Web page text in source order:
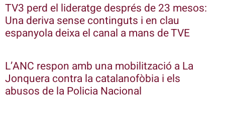
TV3 perd el lideratge després de 23 mesos:
Una deriva sense continguts i en clau
espanyola deixa el canal a mans de TVE
L’ANC respon amb una mobilització a La
Jonquera contra la catalanofòbia i els
abusos de la Policia Nacional